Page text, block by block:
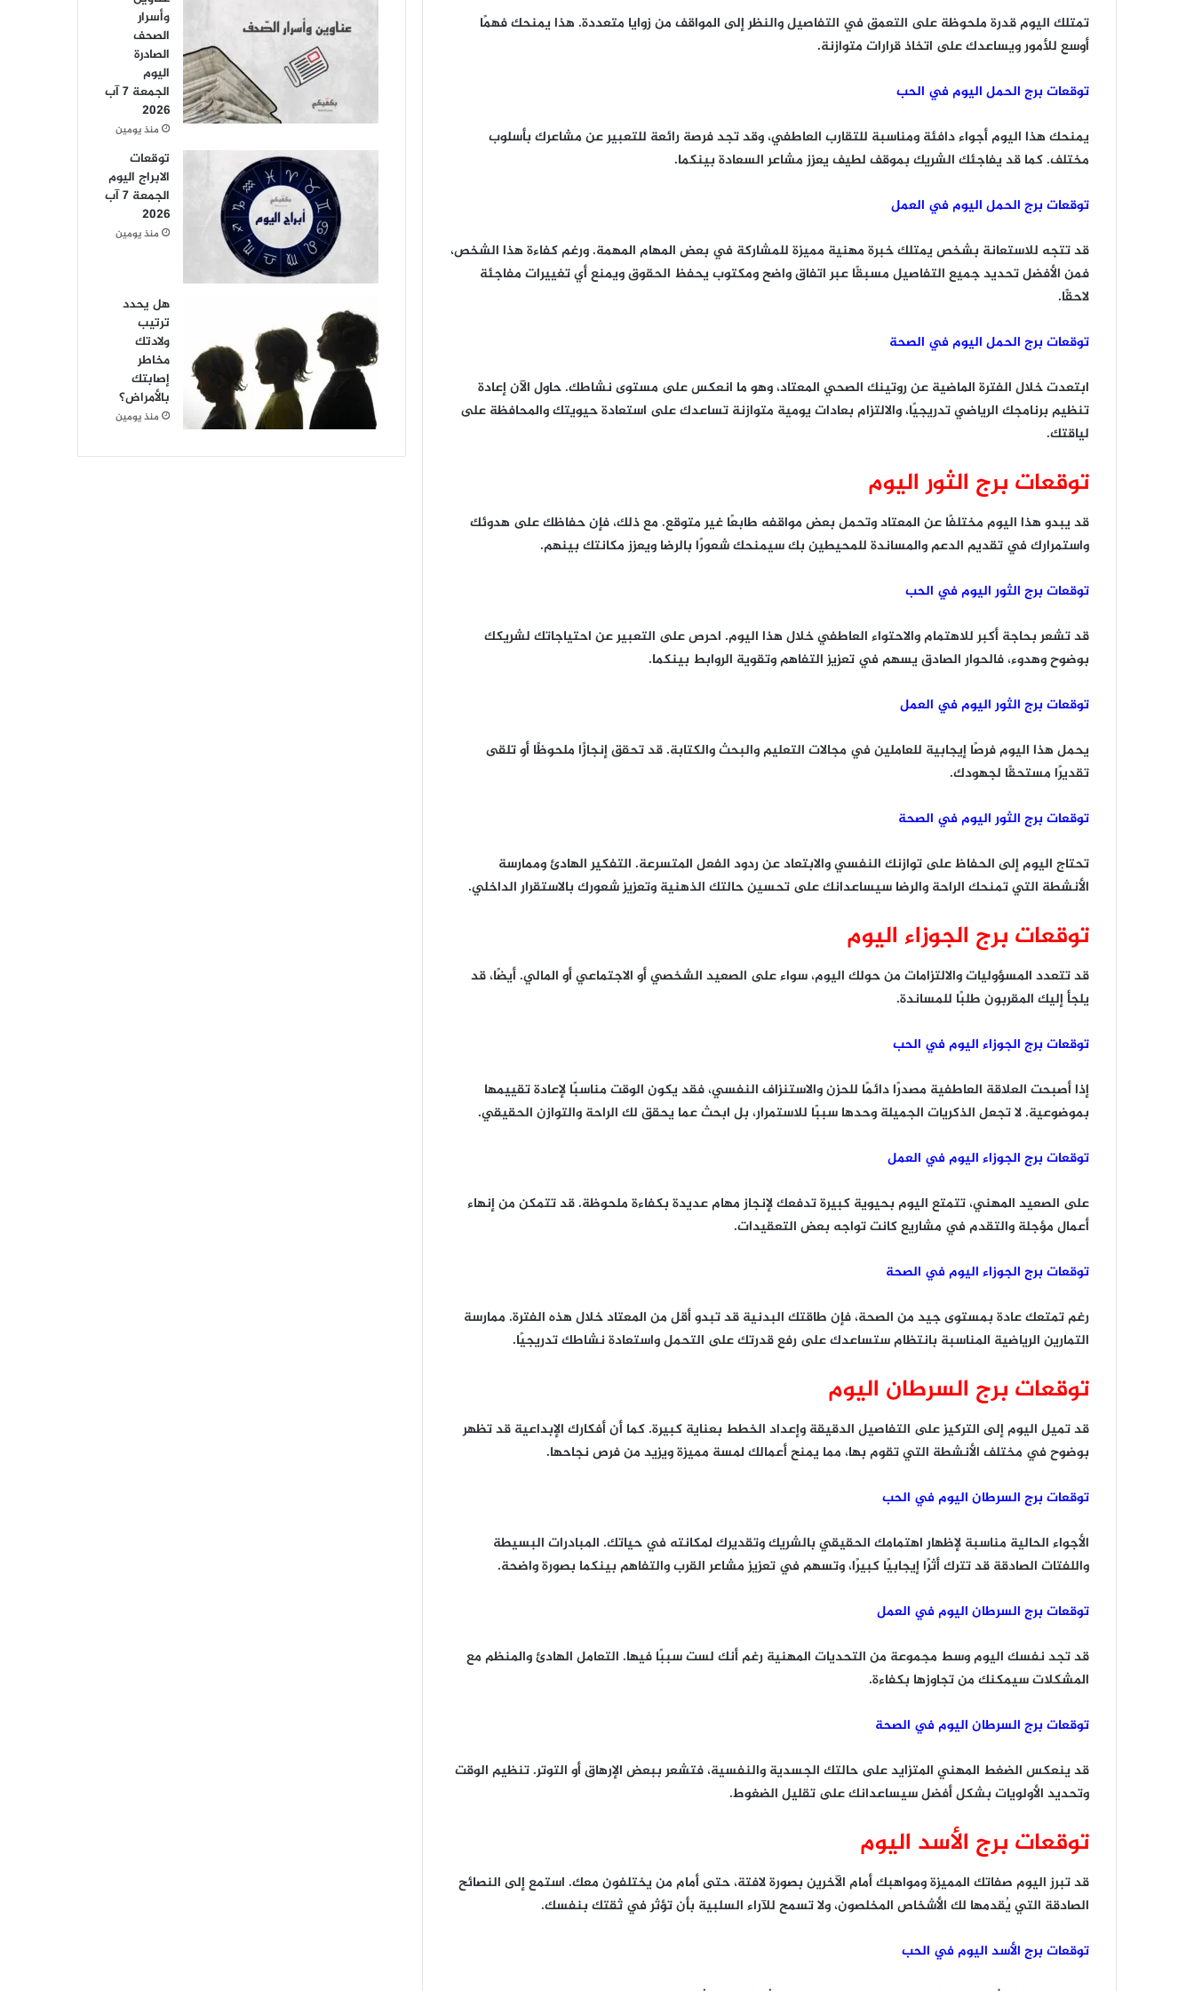
تمتلك اليوم قدرة ملحوظة على التعمق في التفاصيل والنظر إلى المواقف من زوايا متعددة. هذا يمنحك فهمًا
أوسع للأمور ويساعدك على اتخاذ قرارات متوازنة.
توقعات برج الحمل اليوم في الحب
يمنحك هذا اليوم أجواء دافئة ومناسبة للتقارب العاطفي، وقد تجد فرصة رائعة للتعبير عن مشاعرك بأسلوب
مختلف. كما قد يفاجئك الشريك بموقف لطيف يعزز مشاعر السعادة بينكما.
توقعات برج الحمل اليوم في العمل
قد تتجه للاستعانة بشخص يمتلك خبرة مهنية مميزة للمشاركة في بعض المهام المهمة. ورغم كفاءة هذا الشخص،
فمن الأفضل تحديد جميع التفاصيل مسبقًا عبر اتفاق واضح ومكتوب يحفظ الحقوق ويمنع أي تغييرات مفاجئة
لاحقًا.
توقعات برج الحمل اليوم في الصحة
ابتعدت خلال الفترة الماضية عن روتينك الصحي المعتاد، وهو ما انعكس على مستوى نشاطك. حاول الآن إعادة
تنظيم برنامجك الرياضي تدريجيًا، والالتزام بعادات يومية متوازنة تساعدك على استعادة حيويتك والمحافظة على
لياقتك.
توقعات برج الثور اليوم
قد يبدو هذا اليوم مختلفًا عن المعتاد وتحمل بعض مواقفه طابعًا غير متوقع. مع ذلك، فإن حفاظك على هدوئك
واستمرارك في تقديم الدعم والمساندة للمحيطين بك سيمنحك شعورًا بالرضا ويعزز مكانتك بينهم.
توقعات برج الثور اليوم في الحب
قد تشعر بحاجة أكبر للاهتمام والاحتواء العاطفي خلال هذا اليوم. احرص على التعبير عن احتياجاتك لشريكك
بوضوح وهدوء، فالحوار الصادق يسهم في تعزيز التفاهم وتقوية الروابط بينكما.
توقعات برج الثور اليوم في العمل
يحمل هذا اليوم فرصًا إيجابية للعاملين في مجالات التعليم والبحث والكتابة. قد تحقق إنجازًا ملحوظًا أو تلقى
تقديرًا مستحقًا لجهودك.
توقعات برج الثور اليوم في الصحة
تحتاج اليوم إلى الحفاظ على توازنك النفسي والابتعاد عن ردود الفعل المتسرعة. التفكير الهادئ وممارسة
الأنشطة التي تمنحك الراحة والرضا سيساعدانك على تحسين حالتك الذهنية وتعزيز شعورك بالاستقرار الداخلي.
توقعات برج الجوزاء اليوم
قد تتعدد المسؤوليات والالتزامات من حولك اليوم، سواء على الصعيد الشخصي أو الاجتماعي أو المالي. أيضًا، قد
يلجأ إليك المقربون طلبًا للمساندة.
توقعات برج الجوزاء اليوم في الحب
إذا أصبحت العلاقة العاطفية مصدرًا دائمًا للحزن والاستنزاف النفسي، فقد يكون الوقت مناسبًا لإعادة تقييمها
بموضوعية. لا تجعل الذكريات الجميلة وحدها سببًا للاستمرار، بل ابحث عما يحقق لك الراحة والتوازن الحقيقي.
توقعات برج الجوزاء اليوم في العمل
على الصعيد المهني، تتمتع اليوم بحيوية كبيرة تدفعك لإنجاز مهام عديدة بكفاءة ملحوظة. قد تتمكن من إنهاء
أعمال مؤجلة والتقدم في مشاريع كانت تواجه بعض التعقيدات.
توقعات برج الجوزاء اليوم في الصحة
رغم تمتعك عادة بمستوى جيد من الصحة، فإن طاقتك البدنية قد تبدو أقل من المعتاد خلال هذه الفترة. ممارسة
التمارين الرياضية المناسبة بانتظام ستساعدك على رفع قدرتك على التحمل واستعادة نشاطك تدريجيًا.
توقعات برج السرطان اليوم
قد تميل اليوم إلى التركيز على التفاصيل الدقيقة وإعداد الخطط بعناية كبيرة. كما أن أفكارك الإبداعية قد تظهر
بوضوح في مختلف الأنشطة التي تقوم بها، مما يمنح أعمالك لمسة مميزة ويزيد من فرص نجاحها.
توقعات برج السرطان اليوم في الحب
الأجواء الحالية مناسبة لإظهار اهتمامك الحقيقي بالشريك وتقديرك لمكانته في حياتك. المبادرات البسيطة
واللفتات الصادقة قد تترك أثرًا إيجابيًا كبيرًا، وتسهم في تعزيز مشاعر القرب والتفاهم بينكما بصورة واضحة.
توقعات برج السرطان اليوم في العمل
قد تجد نفسك اليوم وسط مجموعة من التحديات المهنية رغم أنك لست سببًا فيها. التعامل الهادئ والمنظم مع
المشكلات سيمكنك من تجاوزها بكفاءة.
توقعات برج السرطان اليوم في الصحة
قد ينعكس الضغط المهني المتزايد على حالتك الجسدية والنفسية، فتشعر ببعض الإرهاق أو التوتر. تنظيم الوقت
وتحديد الأولويات بشكل أفضل سيساعدانك على تقليل الضغوط.
توقعات برج الأسد اليوم
قد تبرز اليوم صفاتك المميزة ومواهبك أمام الآخرين بصورة لافتة، حتى أمام من يختلفون معك. استمع إلى النصائح
الصادقة التي يُقدمها لك الأشخاص المخلصون، ولا تسمح للآراء السلبية بأن تؤثر في ثقتك بنفسك.
توقعات برج الأسد اليوم في الحب
وأسرار
الصحف
الصادرة
اليوم
الجمعة 7 آب
2026
منذ يومين
توقعات
الابراج اليوم
الجمعة 7 آب
2026
منذ يومين
هل يحدد
ترتيب
ولادتك
مخاطر
إصابتك
بالأمراض؟
منذ يومين